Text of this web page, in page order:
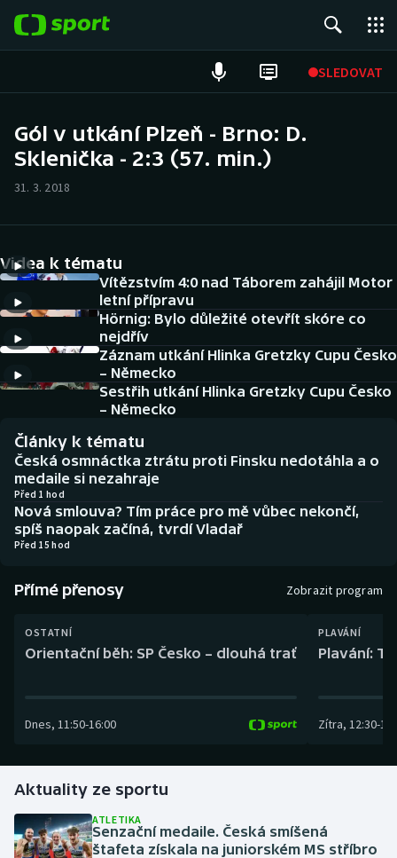
SLEDOVAT
Hokej
Cyklistika
DALŠÍ SPORTY
Americký fotbal
Baseball a softbal
Basketbal
Biatlon
Boby a skeleton
Box
Curling
Golf
Gymnastika
NEPŘEHLÉDNĚTE
Historické návraty
Aplikace ČT sport
AZ kvíz
Gól v utkání Plzeň - Brno: D.
Sklenička - 2:3 (57. min.)
31. 3. 2018
Videa k tématu
Vítězstvím 4:0 nad Táborem zahájil Motor
letní přípravu
Hörnig: Bylo důležité otevřít skóre co
nejdřív
Záznam utkání Hlinka Gretzky Cupu Česko
– Německo
Sestřih utkání Hlinka Gretzky Cupu Česko
– Německo
Články k tématu
Česká osmnáctka ztrátu proti Finsku nedotáhla a o
medaile si nezahraje
Před 1 hod
Nová smlouva? Tím práce pro mě vůbec nekončí,
spíš naopak začíná, tvrdí Vladař
Před 15 hod
Přímé přenosy Zobrazit program
OSTATNÍ
Orientační běh: SP Česko – dlouhá trať
Dnes, 11:50-16:00
PLAVÁNÍ
Plavání:
Zítra, 12:30-
Aktuality ze sportu
ATLETIKA
Senzační medaile. Česká smíšená
štafeta získala na juniorském MS stříbro